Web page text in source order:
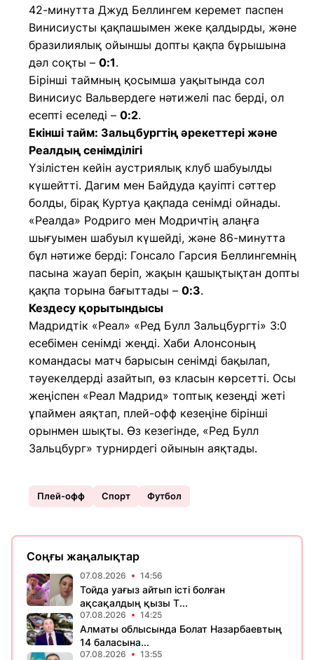
42-минутта Джуд Беллингем керемет паспен
Винисиусты қақпашымен жеке қалдырды, және
бразилиялық ойыншы допты қақпа бұрышына
дәл соқты – 0:1.
Бірінші таймның қосымша уақытында сол
Винисиус Вальвердеге нәтижелі пас берді, ол
есепті еселеді – 0:2.
Екінші тайм: Зальцбургтің әрекеттері және
Реалдың сенімділігі
Үзілістен кейін аустриялық клуб шабуылды
күшейтті. Дагим мен Байдуда қауіпті сәттер
болды, бірақ Куртуа қақпада сенімді ойнады.
«Реалда» Родриго мен Модричтің алаңға
шығуымен шабуыл күшейді, және 86-минутта
бұл нәтиже берді: Гонсало Гарсия Беллингемнің
пасына жауап беріп, жақын қашықтықтан допты
қақпа торына бағыттады – 0:3.
Кездесу қорытындысы
Мадридтік «Реал» «Ред Булл Зальцбургті» 3:0
есебімен сенімді жеңді. Хаби Алонсоның
командасы матч барысын сенімді бақылап,
тәуекелдерді азайтып, өз класын көрсетті. Осы
жеңіспен «Реал Мадрид» топтық кезеңді жеті
ұпаймен аяқтап, плей-офф кезеңіне бірінші
орынмен шықты. Өз кезегінде, «Ред Булл
Зальцбург» турнирдегі ойынын аяқтады.
Плей-офф Спорт Футбол
Соңғы жаңалықтар
07.08.2026 14:56
Тойда уағыз айтып істі болған
ақсақалдың қызы Т...
07.08.2026 14:25
Алматы облысында Болат Назарбаевтың
14 баласына...
07.08.2026 13:55